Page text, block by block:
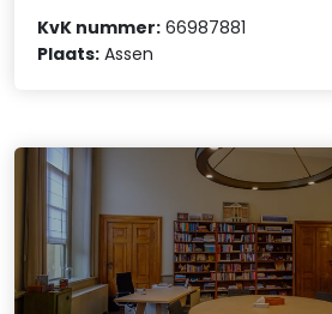
KvK nummer: 66987881
Plaats: Assen